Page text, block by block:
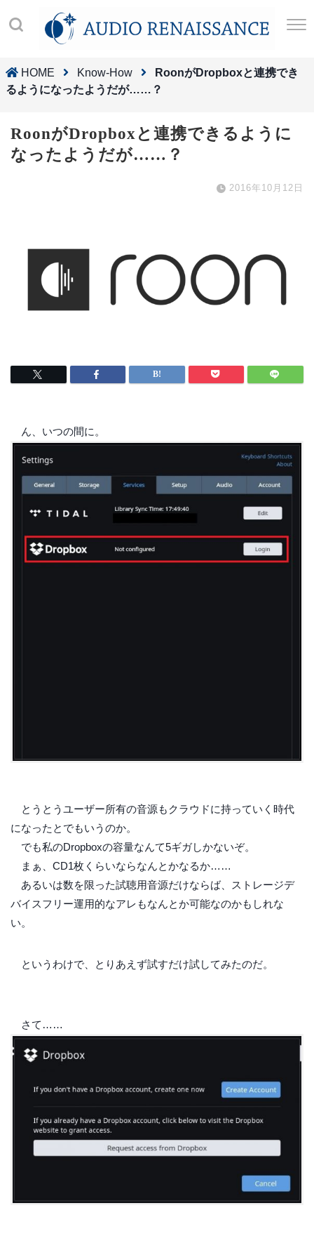
HOME Know-How
RoonがDropboxと連携でき
るようになったようだが……？
RoonがDropboxと連携できるように
なったようだが……？
2016年10月12日
ん、いつの間に。
とうとうユーザー所有の音源もクラウドに持っていく時代
になったとでもいうのか。
でも私のDropboxの容量なんて5ギガしかないぞ。
まぁ、CD1枚くらいならなんとかなるか……
あるいは数を限った試聴用音源だけならば、ストレージデ
バイスフリー運用的なアレもなんとか可能なのかもしれな
い。
というわけで、とりあえず試すだけ試してみたのだ。
さて……